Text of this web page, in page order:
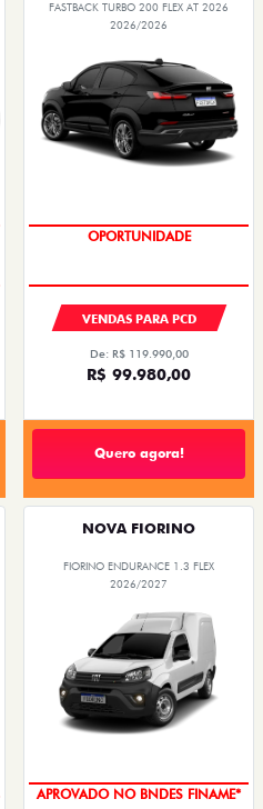
FASTBACK TURBO 200 FLEX AT 2026
2026/2026
OPORTUNIDADE
VENDAS PARA PCD
De: R$ 119.990,00
R$ 99.980,00
Quero agora!
NOVA FIORINO
FIORINO ENDURANCE 1.3 FLEX
2026/2027
APROVADO NO BNDES FINAME*